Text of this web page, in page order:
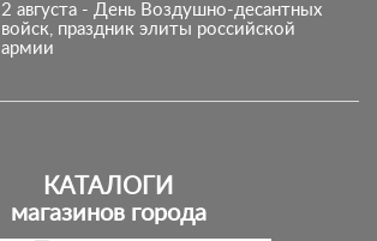
2 августа - День Воздушно‑десантных
войск, праздник элиты российской
армии
КАТАЛОГИ
магазинов города